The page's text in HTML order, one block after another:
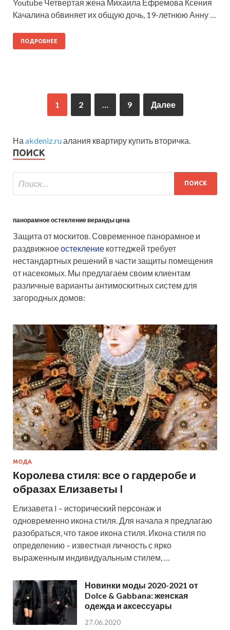
Youtube Четвертая жена Михаила Ефремова Ксения
Качалина обвиняет их общую дочь, 19-летнюю Анну …
ПОДРОБНЕЕ
1 2 9 Далее
На akdeniz.ruалания квартиру купить вторичка.
ПОИСК
панорамное остекление веранды цена
Защита от москитов. Современное панорамное и
раздвижноеостекление коттеджей требует
нестандартных решений в части защиты помещения
от насекомых. Мы предлагаем своим клиентам
различные варианты антимоскитных систем для
загородных домов:
МОДА
Королева стиля: все о гардеробе и
образах Елизаветы I
Елизавета I – исторический персонаж и
одновременно икона стиля. Для начала я предлагаю
разобраться, что такое икона стиля. Икона стиля по
определению – известная личность с ярко
выраженным индивидуальным стилем, …
Новинки моды 2020-2021 от
Dolce & Gabbana: женская
одежда и аксессуары
27.06.2020